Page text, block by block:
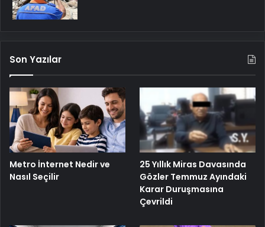
Son Yazılar
Metro İnternet Nedir ve
Nasıl Seçilir
25 Yıllık Miras Davasında
Gözler Temmuz Ayındaki
Karar Duruşmasına
Çevrildi